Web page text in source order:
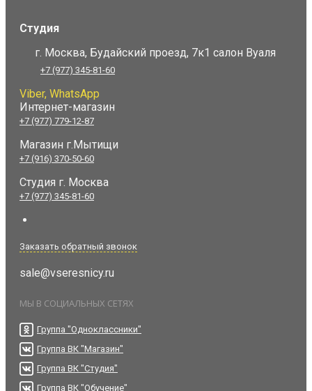
Студия
г. Москва, Будайский проезд, 7к1 салон Вуаля
+7 (977) 345-81-60
Viber, WhatsApp
Интернет-магазин
+7 (977) 779-12-87
Магазин г.Мытищи
+7 (916) 370-50-60
Студия г. Москва
+7 (977) 345-81-60
Заказать обратный звонок
sale@vseresnicy.ru
МЫ В СОЦИАЛЬНЫХ СЕТЯХ
Группа "Одноклассники"
Группа ВК "Магазин"
Группа ВК "Студия"
Группа ВК "Обучение"